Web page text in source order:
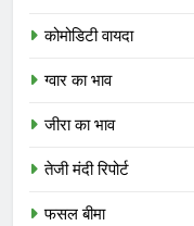
कोमोडिटी वायदा
ग्वार का भाव
जीरा का भाव
तेजी मंदी रिपोर्ट
फसल बीमा